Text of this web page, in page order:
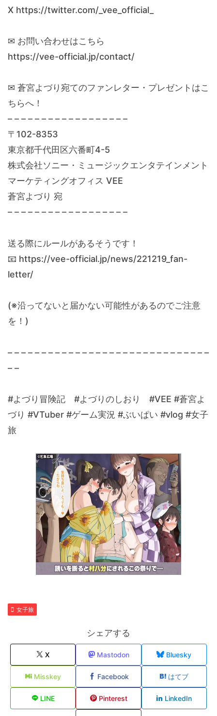
X https://twitter.com/_vee_official_
✉ お問い合わせはこちら
https://vee-official.jp/contact/
✉ 蒼宮よづり宛てのファンレター・プレゼントはこ
ちらへ！
– – – – – – – – – – – – – – – – – –
〒102-8353
東京都千代田区六番町4-5
株式会社ソニー・ミュージックエンタテインメント
マーケティングオフィス VEE
蒼宮よづり 宛
– – – – – – – – – – – – – – – – – –
送る際にルールがあるそうです！
📧 https://vee-official.jp/news/221219_fan-
letter/
(※沿ってないと届かない可能性があるのでご注意
を！)
– – – – – – – – – – – – – – – – – – – – – – – – – – – – – –
– –
#よづり冒険記 #よづりのしおり #VEE #蒼宮よ
づり #VTuber #ゲーム実況 #ぶいぱい #vlog #女子
旅
女子旅
シェアする
X Mastodon Bluesky
Misskey Facebook はてブ
LINE Pinterest LinkedIn